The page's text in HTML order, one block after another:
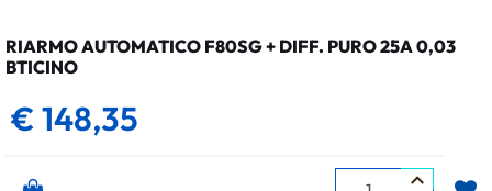
RIARMO AUTOMATICO F80SG + DIFF. PURO 25A 0,03
BTICINO
€ 148,35
Quantità